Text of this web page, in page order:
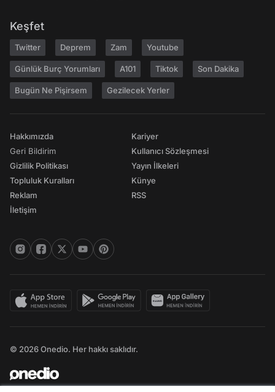
Keşfet
Twitter Deprem Zam Youtube
Günlük Burç Yorumları A101 Tiktok Son Dakika
Bugün Ne Pişirsem Gezilecek Yerler
Hakkımızda
Geri Bildirim
Gizlilik Politikası
Topluluk Kuralları
Reklam
İletişim
Kariyer
Kullanıcı Sözleşmesi
Yayın İlkeleri
Künye
RSS
© 2026 Onedio. Her hakkı saklıdır.